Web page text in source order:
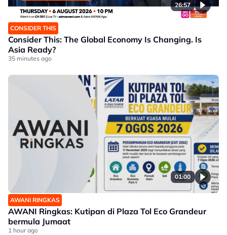
26:57
CONSIDER THIS
Consider This: The Global Economy Is Changing. Is
Asia Ready?
35 minutes ago
01:00
AWANI RINGKAS
AWANI Ringkas: Kutipan di Plaza Tol Eco Grandeur
bermula Jumaat
1 hour ago